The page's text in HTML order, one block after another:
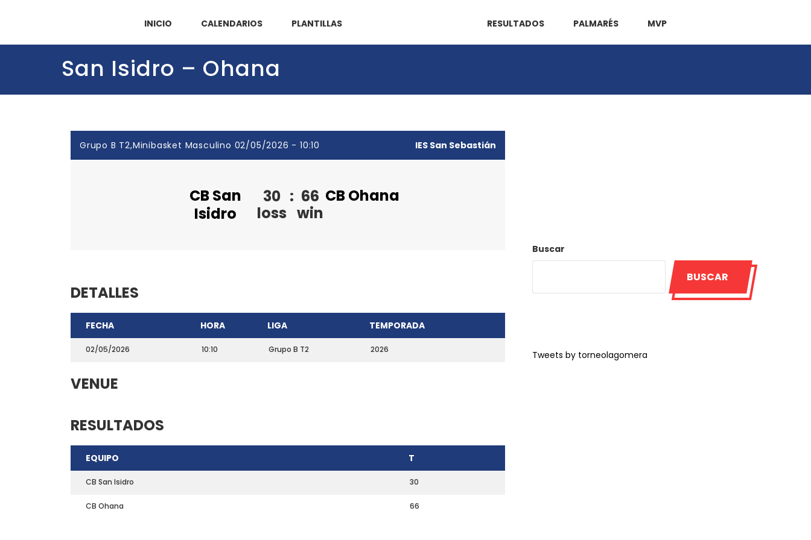
INICIO CALENDARIOS PLANTILLAS RESULTADOS PALMARÉS MVP
San Isidro – Ohana
Grupo B T2,Minibasket Masculino 02/05/2026 - 10:10 IES San Sebastián
CB San
Isidro
30
loss
: 66
win
CB Ohana
DETALLES
FECHA HORA LIGA TEMPORADA
02/05/2026 10:10 Grupo B T2 2026
VENUE
RESULTADOS
EQUIPO T
CB San Isidro 30
CB Ohana 66
Buscar
BUSCAR
Tweets by torneolagomera
Teléfono: 661703772
Email:direccion@marchadeportiva.com
San Sebastián de La Gomera